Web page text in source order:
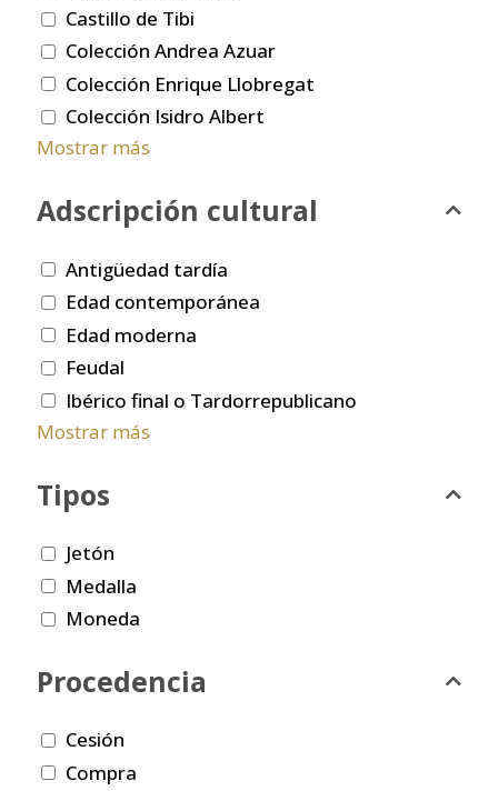
Castillo de Tibi
Colección Andrea Azuar
Colección Enrique Llobregat
Colección Isidro Albert
Mostrar más
Adscripción cultural
Antigüedad tardía
Edad contemporánea
Edad moderna
Feudal
Ibérico final o Tardorrepublicano
Mostrar más
Tipos
Jetón
Medalla
Moneda
Procedencia
Cesión
Compra